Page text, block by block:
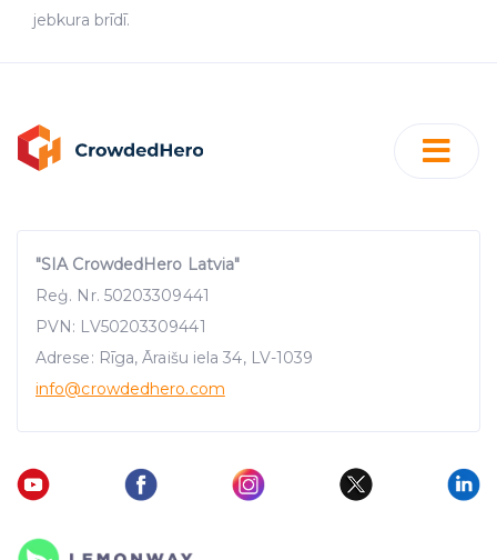
jebkura brīdī.
"SIA CrowdedHero Latvia"
Reģ. Nr. 50203309441
PVN: LV50203309441
Adrese: Rīga, Āraišu iela 34, LV-1039
info@crowdedhero.com